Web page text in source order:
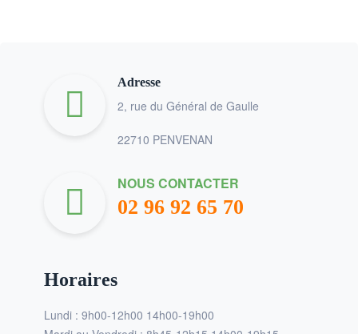
Adresse
2, rue du Général de Gaulle
22710 PENVENAN
NOUS CONTACTER
02 96 92 65 70
Horaires
Lundi : 9h00-12h00 14h00-19h00